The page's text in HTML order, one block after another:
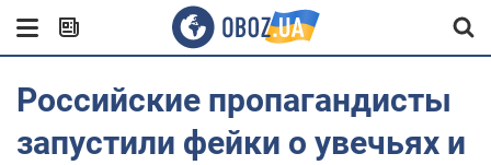
Российские пропагандисты
запустили фейки о увечьях и